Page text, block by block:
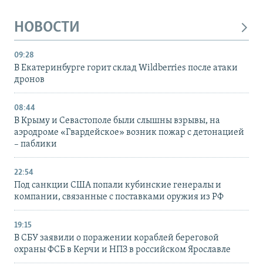
НОВОСТИ
09:28
В Екатеринбурге горит склад Wildberries после атаки
дронов
08:44
В Крыму и Севастополе были слышны взрывы, на
аэродроме «Гвардейское» возник пожар с детонацией
– паблики
22:54
Под санкции США попали кубинские генералы и
компании, связанные с поставками оружия из РФ
19:15
В СБУ заявили о поражении кораблей береговой
охраны ФСБ в Керчи и НПЗ в российском Ярославле